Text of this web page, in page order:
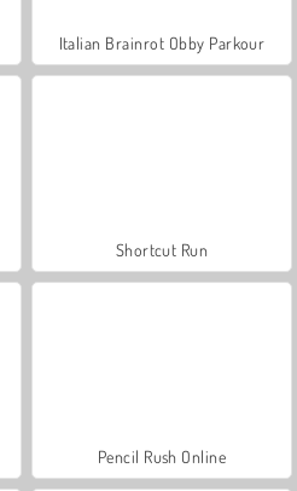
Italian Brainrot Obby Parkour
Shortcut Run
Pencil Rush Online